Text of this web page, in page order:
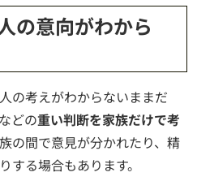
の意向がわから
の考えがわからないままだ
どの重い判断を家族だけで考
の間で意見が分かれたり、精
する場合もあります。